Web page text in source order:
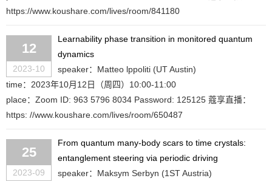
https://www.koushare.com/lives/room/841180
12
2023-10
Learnability phase transition in monitored quantum
dynamics
speaker：Matteo lppoliti (UT Austin)
time：2023年10月12日（周四）10:00-11:00
place：Zoom ID: 963 5796 8034 Password: 125125 蔻享直播：
https: //www.koushare.com/lives/room/650487
25
2023-09
From quantum many-body scars to time crystals:
entanglement steering via periodic driving
speaker：Maksym Serbyn (1ST Austria)